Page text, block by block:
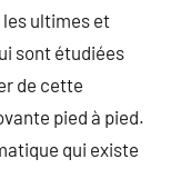
ultimes et
sont étudiées
de cette
pied à pied.
qui existe